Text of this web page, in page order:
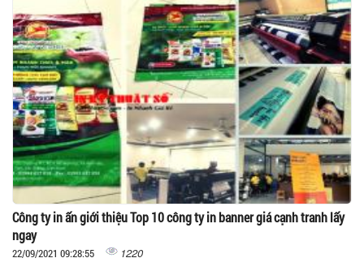
Công ty in ấn giới thiệu Top 10 công ty in banner giá cạnh tranh lấy
ngay
22/09/2021 09:28:55 1220